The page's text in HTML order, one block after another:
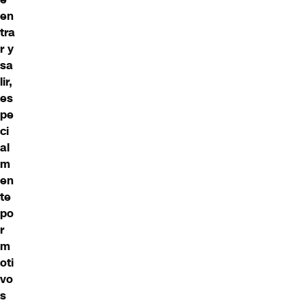
en
tra
r y
sa
lir,
es
pe
ci
al
m
en
te
po
r
m
oti
vo
s